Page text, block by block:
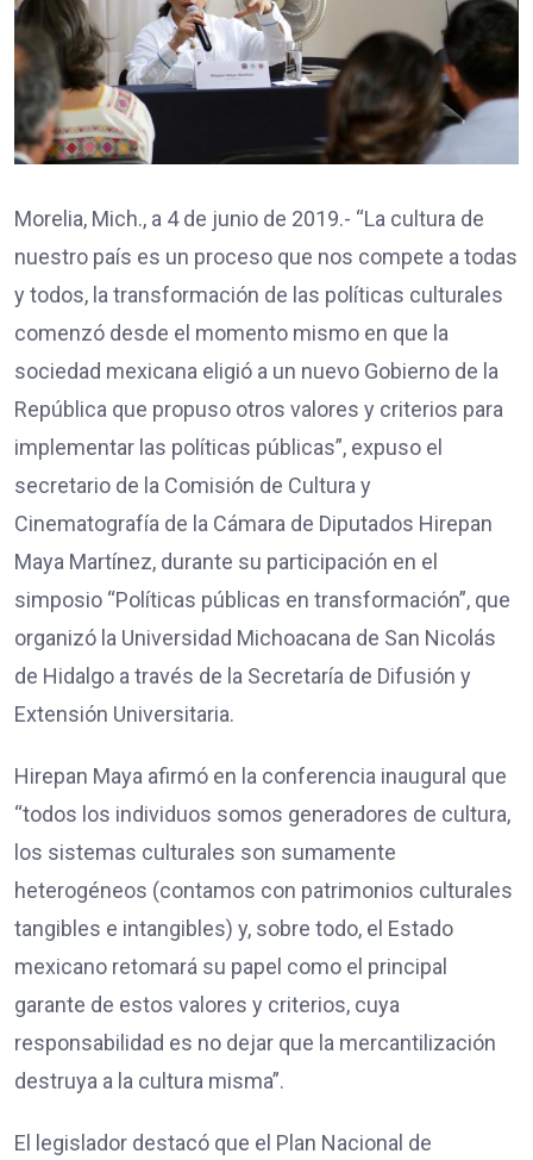
Morelia, Mich., a 4 de junio de 2019.- “La cultura de
nuestro país es un proceso que nos compete a todas
y todos, la transformación de las políticas culturales
comenzó desde el momento mismo en que la
sociedad mexicana eligió a un nuevo Gobierno de la
República que propuso otros valores y criterios para
implementar las políticas públicas”, expuso el
secretario de la Comisión de Cultura y
Cinematografía de la Cámara de Diputados Hirepan
Maya Martínez, durante su participación en el
simposio “Políticas públicas en transformación”, que
organizó la Universidad Michoacana de San Nicolás
de Hidalgo a través de la Secretaría de Difusión y
Extensión Universitaria.
Hirepan Maya afirmó en la conferencia inaugural que
“todos los individuos somos generadores de cultura,
los sistemas culturales son sumamente
heterogéneos (contamos con patrimonios culturales
tangibles e intangibles) y, sobre todo, el Estado
mexicano retomará su papel como el principal
garante de estos valores y criterios, cuya
responsabilidad es no dejar que la mercantilización
destruya a la cultura misma”.
El legislador destacó que el Plan Nacional de